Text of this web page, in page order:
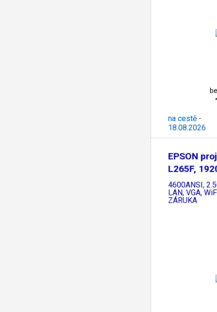
na cestě -
18.08.2026
EPSON
L265F,
4600ANSI,
LAN, VGA,
ZÁRUKA